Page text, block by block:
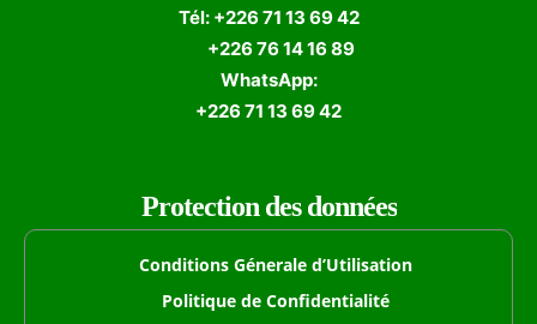
Tél: +226 71 13 69 42
+226 76 14 16 89
WhatsApp:
+226 71 13 69 42
Protection des données
Conditions Génerale d’Utilisation
Politique de Confidentialité